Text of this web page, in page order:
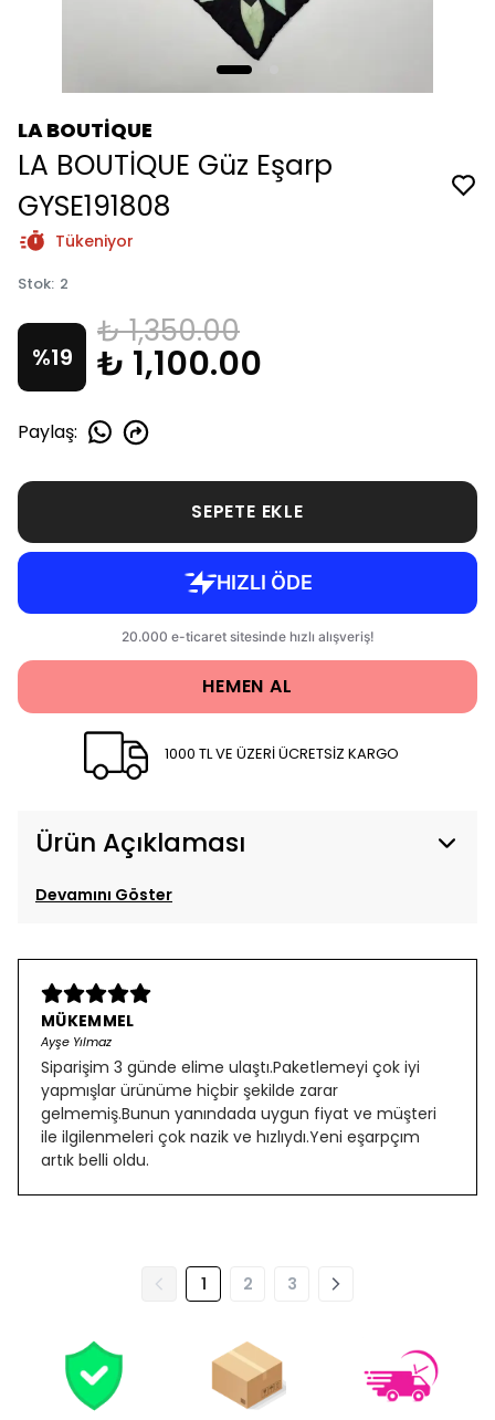
LA BOUTİQUE
LA BOUTİQUE Güz Eşarp
GYSE191808
Tükeniyor
Stok: 2
%19
₺ 1,350.00
₺ 1,100.00
Paylaş:
SEPETE EKLE
HEMEN AL
1000 TL VE ÜZERİ ÜCRETSİZ KARGO
Ürün Açıklaması
Devamını Göster
MÜKEMMEL
Ayşe Yılmaz
Siparişim 3 günde elime ulaştı.Paketlemeyi çok iyi
yapmışlar ürünüme hiçbir şekilde zarar
gelmemiş.Bunun yanındada uygun fiyat ve müşteri
ile ilgilenmeleri çok nazik ve hızlıydı.Yeni eşarpçım
artık belli oldu.
1 2 3